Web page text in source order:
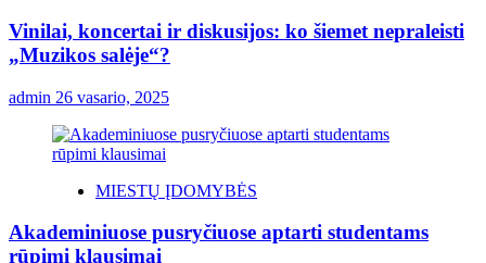
Vinilai, koncertai ir diskusijos: ko šiemet nepraleisti
„Muzikos salėje“?
admin 26 vasario, 2025
MIESTŲ ĮDOMYBĖS
Akademiniuose pusryčiuose aptarti studentams
rūpimi klausimai